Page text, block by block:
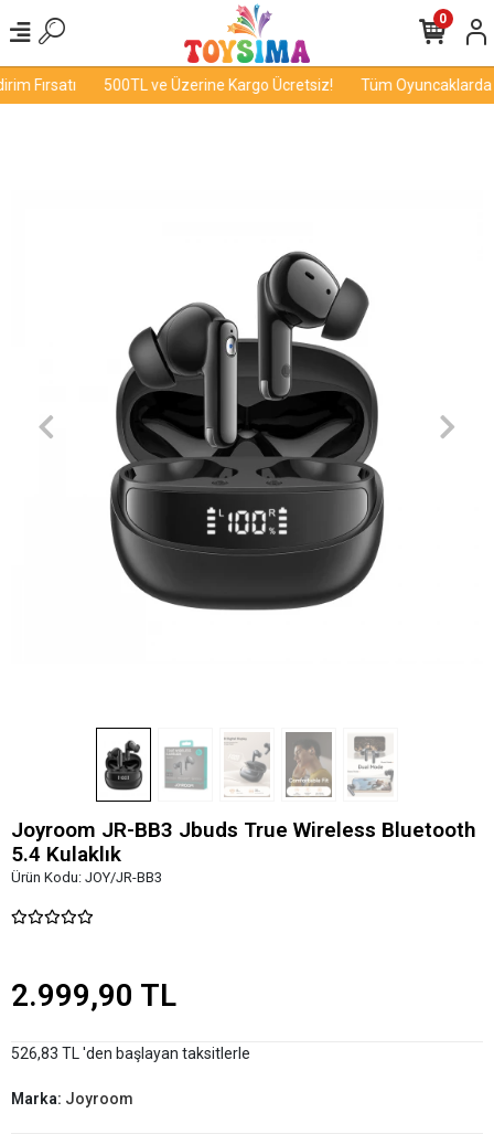
Fırsatı 500TL ve Üzerine Kargo Ücretsiz! Tüm Oyuncaklarda
0
Joyroom JR-BB3 Jbuds True Wireless Bluetooth
5.4 Kulaklık
Ürün Kodu: JOY/JR-BB3
2.999,90 TL
526,83 TL 'den başlayan taksitlerle
Marka: Joyroom